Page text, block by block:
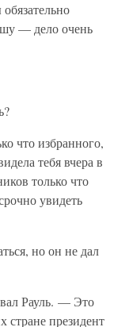
— дело очень
что избранного,
тебя вчера в
только что
увидеть
но он не дал
Рауль. — Это
стране президент